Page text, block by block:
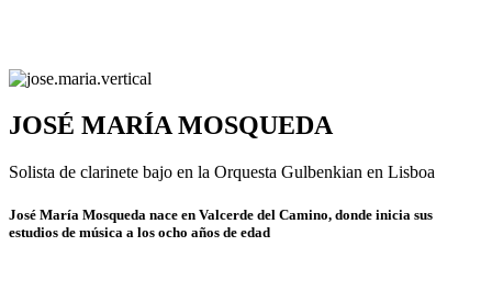
JOSÉ MARÍA MOSQUEDA
Solista de clarinete bajo en la Orquesta Gulbenkian en Lisboa
José María Mosqueda nace en Valcerde del Camino, donde inicia sus
estudios de música a los ocho años de edad